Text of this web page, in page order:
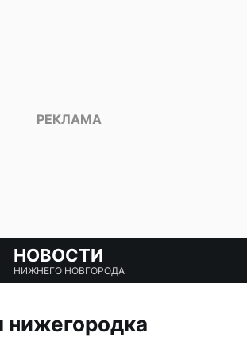
НОВОСТИ
НИЖНЕГО НОВГОРОДА
нижегородка